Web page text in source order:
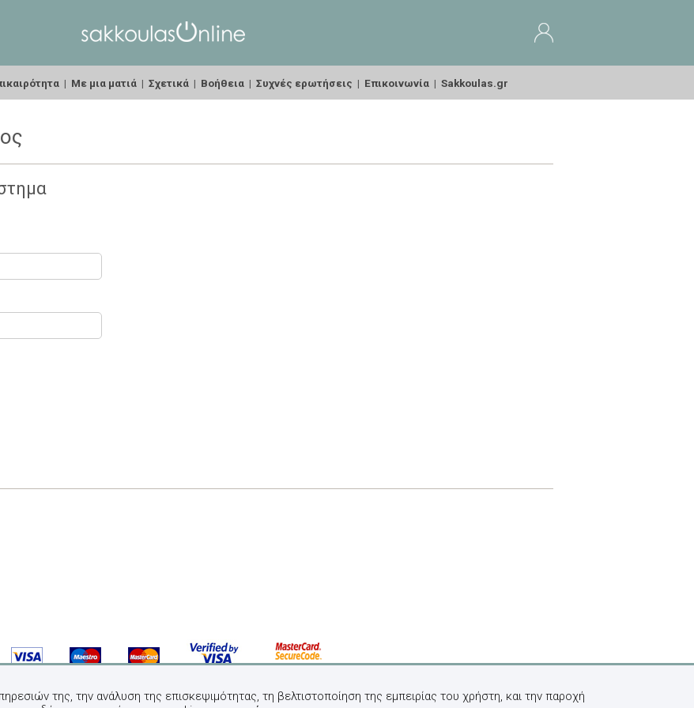
| Με μια ματιά | Σχετικά | Βοήθεια | Συχνές ερωτήσεις | Επικοινωνία | Sakkoulas.gr
της, την ανάλυση της επισκεψιμότητας, τη βελτιστοποίηση της εμπειρίας του χρήστη, και την παροχή